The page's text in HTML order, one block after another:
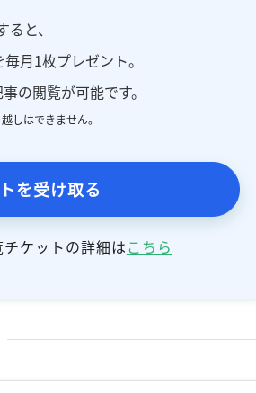
と、
月1枚プレゼント。
の閲覧が可能です。
しはできません。
を受け取る
チケットの詳細はこちら